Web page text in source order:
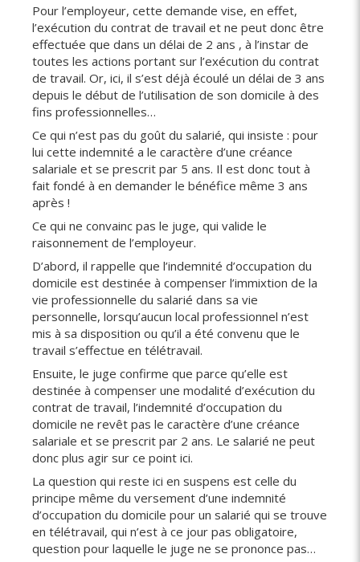
Pour l’employeur, cette demande vise, en effet,
l’exécution du contrat de travail et ne peut donc être
effectuée que dans un délai de 2 ans , à l’instar de
toutes les actions portant sur l’exécution du contrat
de travail. Or, ici, il s’est déjà écoulé un délai de 3 ans
depuis le début de l’utilisation de son domicile à des
fins professionnelles…
Ce qui n’est pas du goût du salarié, qui insiste : pour
lui cette indemnité a le caractère d’une créance
salariale et se prescrit par 5 ans. Il est donc tout à
fait fondé à en demander le bénéfice même 3 ans
après !
Ce qui ne convainc pas le juge, qui valide le
raisonnement de l’employeur.
D’abord, il rappelle que l’indemnité d’occupation du
domicile est destinée à compenser l’immixtion de la
vie professionnelle du salarié dans sa vie
personnelle, lorsqu’aucun local professionnel n’est
mis à sa disposition ou qu’il a été convenu que le
travail s’effectue en télétravail.
Ensuite, le juge confirme que parce qu’elle est
destinée à compenser une modalité d’exécution du
contrat de travail, l’indemnité d’occupation du
domicile ne revêt pas le caractère d’une créance
salariale et se prescrit par 2 ans. Le salarié ne peut
donc plus agir sur ce point ici.
La question qui reste ici en suspens est celle du
principe même du versement d’une indemnité
d’occupation du domicile pour un salarié qui se trouve
en télétravail, qui n’est à ce jour pas obligatoire,
question pour laquelle le juge ne se prononce pas…